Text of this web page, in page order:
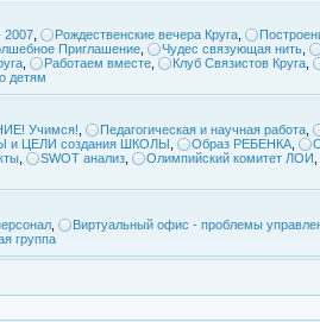
2007 Рождественские вечера Круга
Приглашение Чудес связующая нить
Работаем вместе Клуб Связистов Круга
детям
Учимся! Педагогическая и научная работа
и ЦЕЛИ создания ШКОЛЫ Образ РЕБЕНКА
SWOT анализ Олимпийский комитет ЛОИ
Виртуальный офис - проблемы
группа